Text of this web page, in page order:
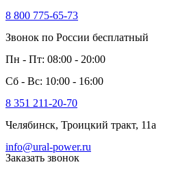
8 800 775-65-73
Звонок по России бесплатный
Пн - Пт: 08:00 - 20:00
Сб - Вс: 10:00 - 16:00
8 351 211-20-70
Челябинск, Троицкий тракт, 11а
info@ural-power.ru
Заказать звонок